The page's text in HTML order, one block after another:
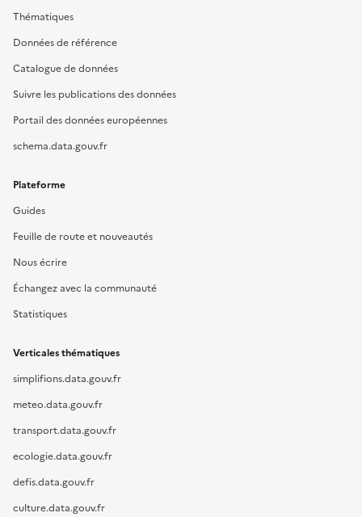
Thématiques
Données de référence
Catalogue de données
Suivre les publications des données
Portail des données européennes
schema.data.gouv.fr
Plateforme
Guides
Feuille de route et nouveautés
Nous écrire
Échangez avec la communauté
Statistiques
Verticales thématiques
simplifions.data.gouv.fr
meteo.data.gouv.fr
transport.data.gouv.fr
ecologie.data.gouv.fr
defis.data.gouv.fr
culture.data.gouv.fr